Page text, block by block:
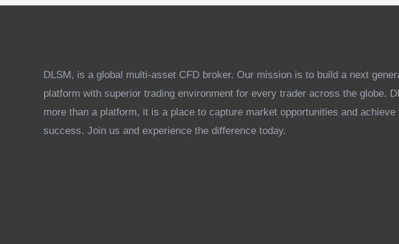
DLSM, is a global multi-asset CFD broker. Our mission is to build a next
platform with superior trading environment for every trader across the globe.
more than a platform, it is a place to capture market opportunities and achieve
success. Join us and experience the difference today.